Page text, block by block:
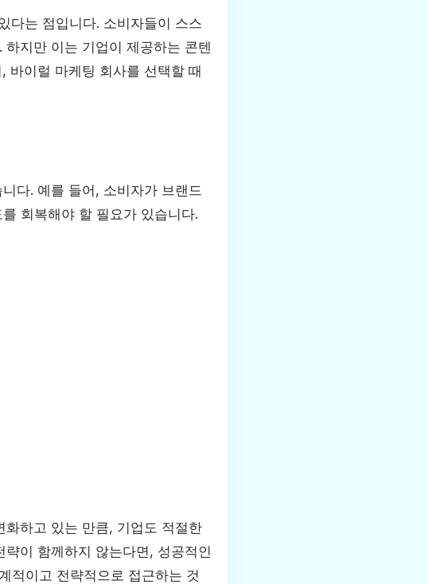
다는 점입니다. 소비자들이 스스
지만 이는 기업이 제공하는 콘텐
바이럴 마케팅 회사를 선택할 때
다. 예를 들어, 소비자가 브랜드
회복해야 할 필요가 있습니다.
하고 있는 만큼, 기업도 적절한
이 함께하지 않는다면, 성공적인
적이고 전략적으로 접근하는 것